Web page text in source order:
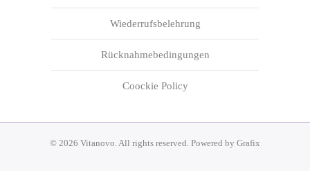
Wiederrufsbelehrung
Rücknahmebedingungen
Coockie Policy
© 2026 Vitanovo. All rights reserved. Powered by Grafix